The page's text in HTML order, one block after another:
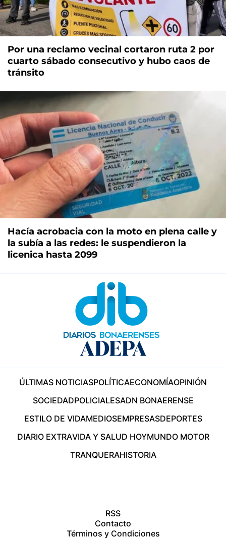
Por una reclamo vecinal cortaron ruta 2 por
cuarto sábado consecutivo y hubo caos de
tránsito
Hacía acrobacia con la moto en plena calle y
la subía a las redes: le suspendieron la
licenica hasta 2099
ÚLTIMAS NOTICIASPOLÍTICAECONOMÍAOPINIÓN
SOCIEDADPOLICIALESADN BONAERENSE
ESTILO DE VIDAMEDIOSEMPRESASDEPORTES
DIARIO EXTRAVIDA Y SALUD HOYMUNDO MOTOR
TRANQUERAHISTORIA
RSS
Contacto
Términos y Condiciones